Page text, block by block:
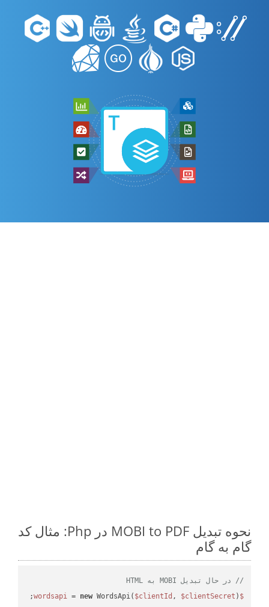
نحوه تبدیل MOBI to PDF در Php: مثال کد
گام به گام
// در حال تبدیل MOBI به HTML
$wordsapi
= new WordsApi( $clientId , $clientSecret );